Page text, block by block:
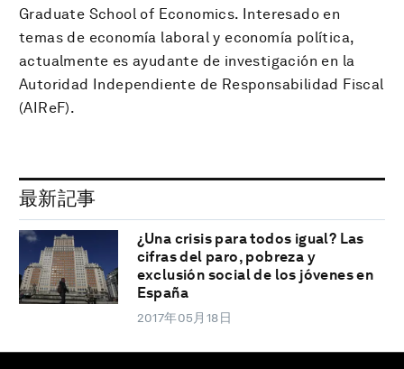
Graduate School of Economics. Interesado en
temas de economía laboral y economía política,
actualmente es ayudante de investigación en la
Autoridad Independiente de Responsabilidad Fiscal
(AIReF).
最新記事
¿Una crisis para todos igual? Las
cifras del paro, pobreza y
exclusión social de los jóvenes en
España
2017年05月18日